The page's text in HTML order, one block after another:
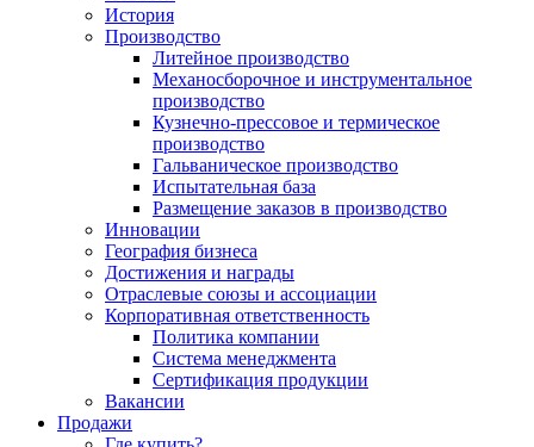
История
Производство
Литейное производство
Механосборочное и инструментальное
производство
Кузнечно-прессовое и термическое
производство
Гальваническое производство
Испытательная база
Размещение заказов в производство
Инновации
География бизнеса
Достижения и награды
Отраслевые союзы и ассоциации
Корпоративная ответственность
Политика компании
Система менеджмента
Сертификация продукции
Вакансии
Продажи